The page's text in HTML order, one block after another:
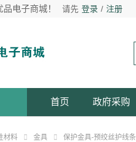
电子商城！ 请先 登录 / 注册
首页 政府采购
材料 金具 保护金具-预绞丝护线条